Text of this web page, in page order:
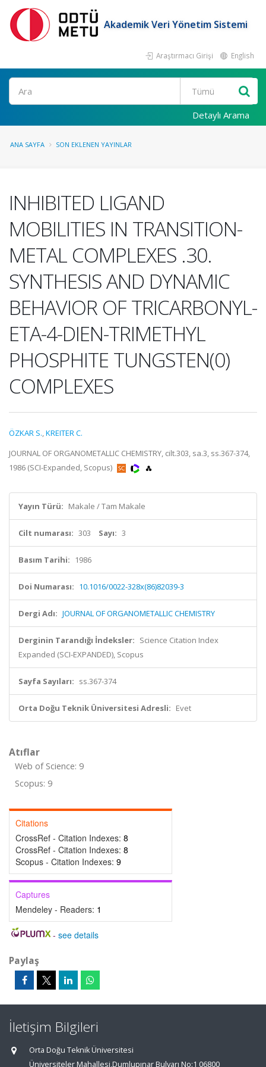
Akademik Veri Yönetim Sistemi
Araştırmacı Girişi English
Ara
Detaylı Arama
ANA SAYFA SON EKLENEN YAYINLAR
INHIBITED LIGAND
MOBILITIES IN TRANSITION-
METAL COMPLEXES .30.
SYNTHESIS AND DYNAMIC
BEHAVIOR OF TRICARBONYL-
ETA-4-DIEN-TRIMETHYL
PHOSPHITE TUNGSTEN(0)
COMPLEXES
ÖZKAR S.,KREITER C.
JOURNAL OF ORGANOMETALLIC CHEMISTRY, cilt.303, sa.3, ss.367-374,
1986 (SCI-Expanded, Scopus)
Yayın Türü: Makale / Tam Makale
Cilt numarası: 303 Sayı: 3
Basım Tarihi: 1986
Doi Numarası: 10.1016/0022-328x(86)82039-3
Dergi Adı: JOURNAL OF ORGANOMETALLIC CHEMISTRY
Derginin Tarandığı İndeksler: Science Citation Index
Expanded (SCI-EXPANDED), Scopus
Sayfa Sayıları: ss.367-374
Orta Doğu Teknik Üniversitesi Adresli: Evet
Atıflar
Web of Science: 9
Scopus: 9
Citations
CrossRef - Citation Indexes: 8
CrossRef - Citation Indexes: 8
Scopus - Citation Indexes: 9
Captures
Mendeley - Readers: 1
- see details
Paylaş
İletişim Bilgileri
Orta Doğu Teknik Üniversitesi
Üniversiteler Mahallesi,Dumlupınar Bulvarı No:1 06800